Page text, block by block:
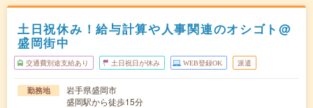
土日祝休み！給与計算や人事関連のオシゴト@
盛岡街中
交通費別途支給あり 土日祝日が休み WEB登録OK 派遣
勤務地
岩手県盛岡市
盛岡駅から徒歩15分